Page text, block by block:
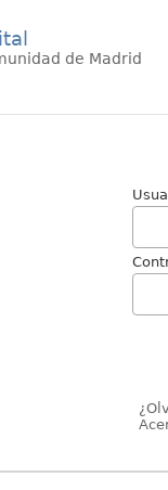
de Madrid